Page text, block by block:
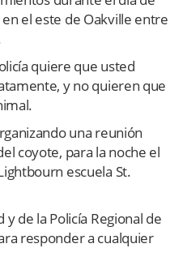
el este de Oakville entre
quiere que usted
y no quieren que
una reunión
coyote, para la noche el
escuela St.
de la Policía Regional de
responder a cualquier